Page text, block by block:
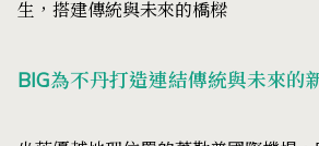
生，搭建傳統與未來的橋樑
BIG為不丹打造連結傳統與未來的